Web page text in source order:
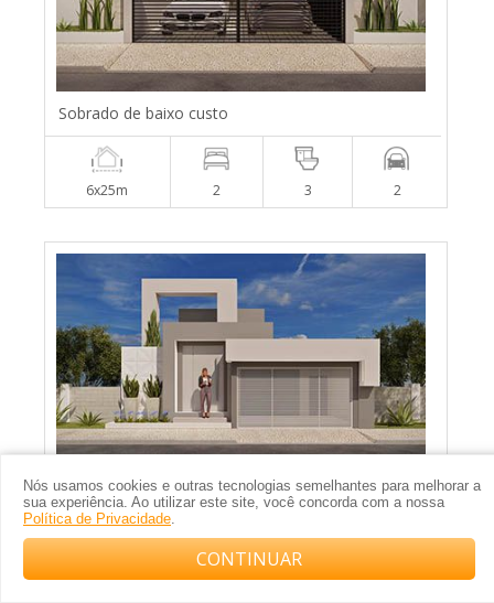
Nós usamos cookies e outras tecnologias semelhantes para melhorar a
sua experiência. Ao utilizar este site, você concorda com a nossa
Política de Privacidade.
CONTINUAR
Sobrado de baixo custo
6x25m 2 3 2
Planta de casa moderna e imponente
Compre com o arquiteto no WhatsApp